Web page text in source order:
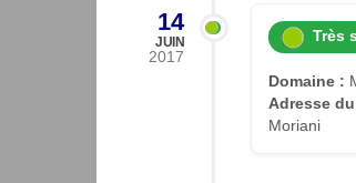
14
JUIN
2017
Très
Domaine :
Adresse
Moriani